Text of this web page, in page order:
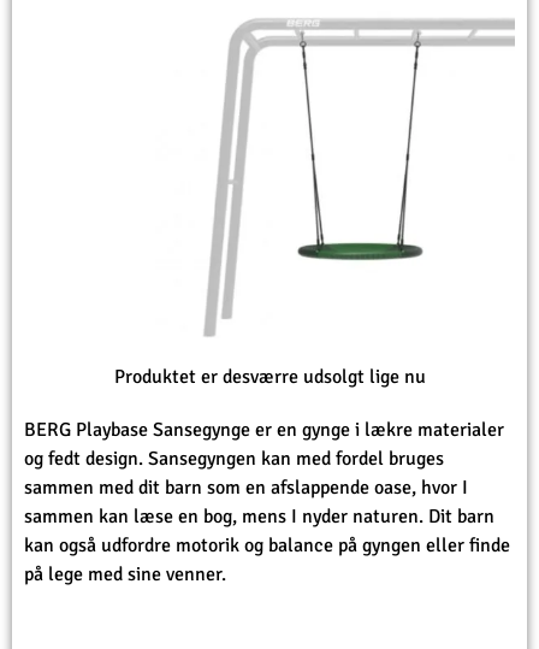
Produktet er desværre udsolgt lige nu
BERG Playbase Sansegynge er en gynge i lækre materialer
og fedt design. Sansegyngen kan med fordel bruges
sammen med dit barn som en afslappende oase, hvor I
sammen kan læse en bog, mens I nyder naturen. Dit barn
kan også udfordre motorik og balance på gyngen eller finde
på lege med sine venner.